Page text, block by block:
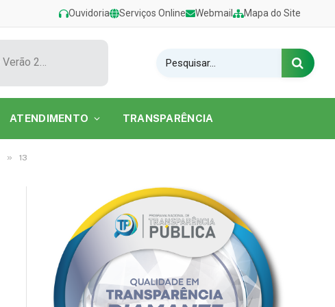
Ouvidoria Serviços Online Webmail Mapa do Site
Show de Tarcísio do Acordeon encerra o Festival de Verão 2026 na Praia do Caripi
ATENDIMENTO TRANSPARÊNCIA
» 13